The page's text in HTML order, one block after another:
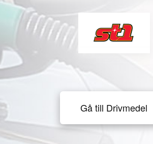
Gå till Drivmedel